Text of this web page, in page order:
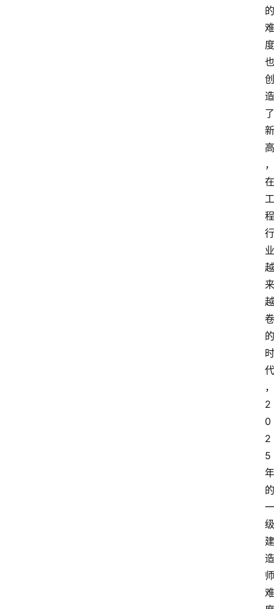
的
难
度
也
创
造
了
新
高
，
在
工
程
行
业
越
来
越
卷
的
时
代
，
2
0
2
5
年
的
一
级
建
造
师
难